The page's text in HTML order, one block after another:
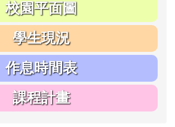
校園平面圖
學生現況
作息時間表
課程計畫